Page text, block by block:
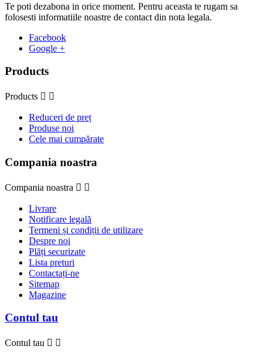
Te poti dezabona in orice moment. Pentru aceasta te rugam sa
folosesti informatiile noastre de contact din nota legala.
Facebook
Google +
Products
Products  
Reduceri de preț
Produse noi
Cele mai cumpărate
Compania noastra
Compania noastra  
Livrare
Notificare legală
Termeni și condiții de utilizare
Despre noi
Plăți securizate
Lista preturi
Contactați-ne
Sitemap
Magazine
Contul tau
Contul tau  